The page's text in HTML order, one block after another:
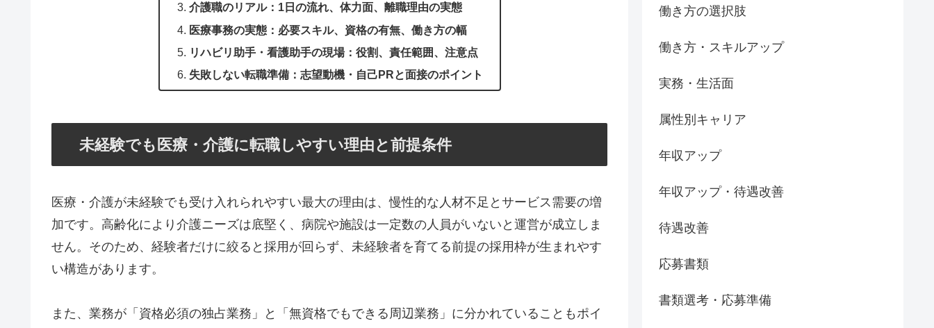
介護職のリアル：1日の流れ、体力面、離職理由の実態
医療事務の実態：必要スキル、資格の有無、働き方の幅
リハビリ助手・看護助手の現場：役割、責任範囲、注意点
失敗しない転職準備：志望動機・自己PRと面接のポイント
未経験でも医療・介護に転職しやすい理由と前提条件
医療・介護が未経験でも受け入れられやすい最大の理由は、慢性的な人材不足とサービス需要の増
加です。高齢化により介護ニーズは底堅く、病院や施設は一定数の人員がいないと運営が成立しま
せん。そのため、経験者だけに絞ると採用が回らず、未経験者を育てる前提の採用枠が生まれやす
い構造があります。
また、業務が「資格必須の独占業務」と「無資格でもできる周辺業務」に分かれていることもポイ
働き方の選択肢
働き方・スキルアップ
実務・生活面
属性別キャリア
年収アップ
年収アップ・待遇改善
待遇改善
応募書類
書類選考・応募準備